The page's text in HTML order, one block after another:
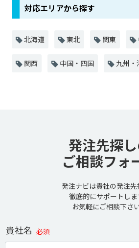
対応エリアから探す
北海道 東北 関東
関西 中国・四国 九州・
発注先探
ご相談フォ
発注ナビは貴社の発注先
徹底的にサポートしま
お気軽にご相談下さい
貴社名 必須